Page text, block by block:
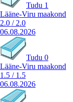
Tudu 1
Lääne-Viru maakond
2.0 / 2.0
06.08.2026
Tudu 0
Lääne-Viru maakond
1.5 / 1.5
06.08.2026